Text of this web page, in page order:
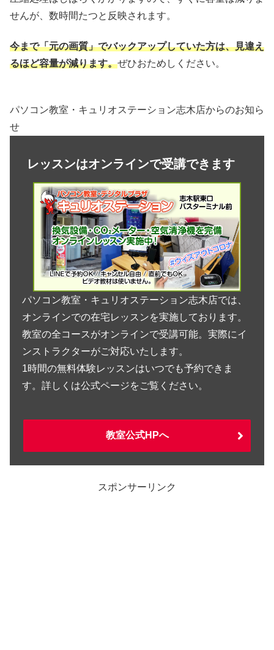
せんが、数時間たつと反映されます。
今まで「元の画質」でバックアップしていた方は、見違え
るほど容量が減ります。ぜひおためしください。
パソコン教室・キュリオステーション志木店からのお知ら
せ
レッスンはオンラインで受講できます
パソコン教室・キュリオステーション志木店では、
オンラインでの在宅レッスンを実施しております。
教室の全コースがオンラインで受講可能。実際にイ
ンストラクターがご対応いたします。
1時間の無料体験レッスンはいつでも予約できま
す。詳しくは公式ページをご覧ください。
教室公式HPへ
スポンサーリンク